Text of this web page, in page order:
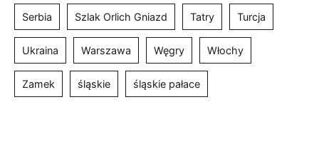
Serbia Szlak Orlich Gniazd Tatry Turcja
Ukraina Warszawa Węgry Włochy
Zamek śląskie śląskie pałace